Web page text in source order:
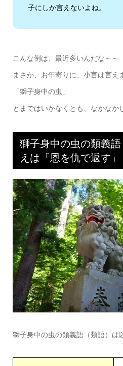
子にしか言えないよね。
こんな例は、最近多いんだな～～
まさか、お年寄りに、小言は言え
「獅子身中の虫」
とまではいかなくとも、なかなか
獅子身中の虫の類義
えは「恩を仇で返す」
獅子身中の虫の類義語（類語）は